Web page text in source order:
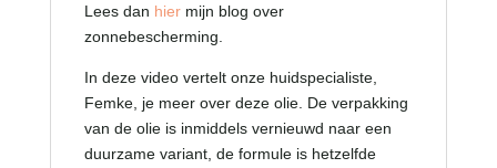
Lees dan hiermijn blog over
zonnebescherming.
In deze video vertelt onze huidspecialiste,
Femke, je meer over deze olie. De verpakking
van de olie is inmiddels vernieuwd naar een
duurzame variant, de formule is hetzelfde